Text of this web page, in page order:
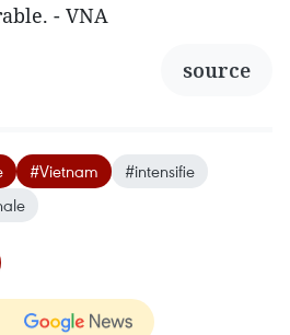
- VNA
source
#Vietnam
#intensifie